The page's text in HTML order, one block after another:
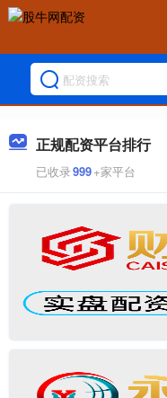
正规配资平台排行
已收录999+家平台